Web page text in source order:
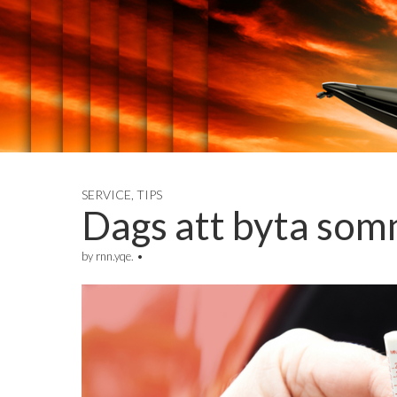
luftkylt.se
SERVICE TIPS
Dags att byta
by rnn.yqe. •